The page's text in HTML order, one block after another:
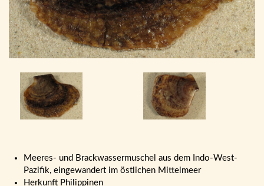
Meeres- und Brackwassermuschel aus dem Indo-West-
Pazifik, eingewandert im östlichen Mittelmeer
Herkunft Philippinen